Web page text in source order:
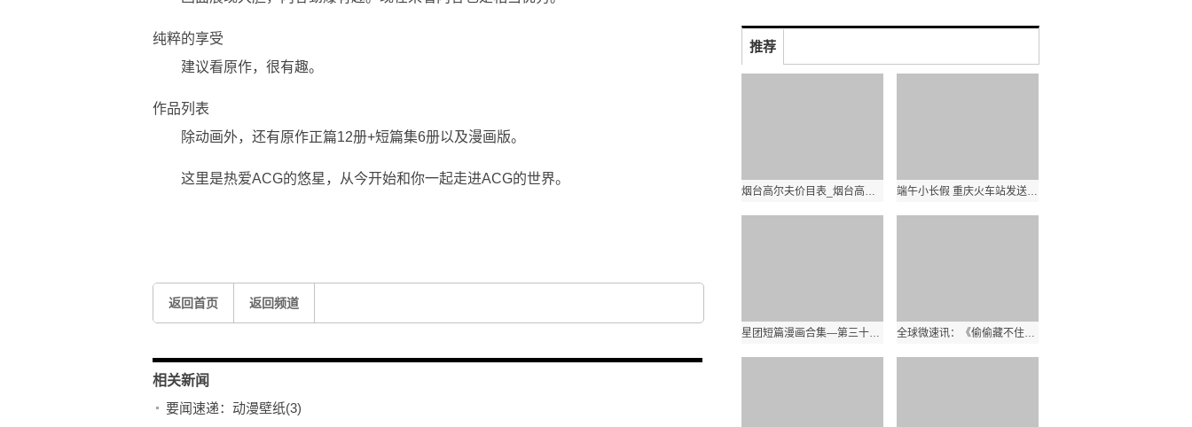
纯粹的享受
建议看原作，很有趣。
作品列表
除动画外，还有原作正篇12册+短篇集6册以及漫画版。
这里是热爱ACG的悠星，从今开始和你一起走进ACG的世界。
返回首页 返回频道
相关新闻
要闻速递：动漫壁纸(3)
推荐
烟台高尔夫价目表_烟台高尔夫 端午小长假 重庆火车站发送旅客85.4万人次
星团短篇漫画合集—第三十七期 全球速看 全球微速讯：《偷偷藏不住》赵露思发型推荐！圆脸人必试小脸浏海、直卷发造型一次看